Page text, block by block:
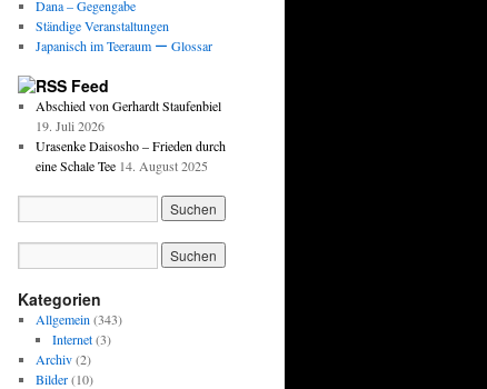
Dana – Gegengabe
Ständige Veranstaltungen
Japanisch im Teeraum ー Glossar
Feed
Abschied von Gerhardt Staufenbiel
19. Juli 2026
Urasenke Daisosho – Frieden durch
eine Schale Tee 14. August 2025
Kategorien
Allgemein (343)
Internet(3)
Archiv(2)
Bilder(10)